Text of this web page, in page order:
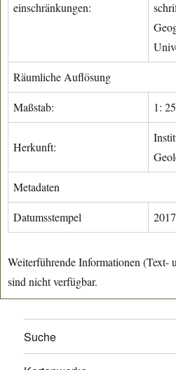
einschränkungen:
Räumliche Auflösung
Maßstab: 1:
Herkunft:
Metadaten
Datumsstempel
Weiterführende Informationen (Text-
sind nicht verfügbar.
Suche